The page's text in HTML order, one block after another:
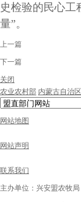
史检验的民心工
量”。
上一篇
下一篇
关闭
农业农村部 内蒙古自治
网站地图
网站声明
联系我们
主办单位：兴安盟农牧局